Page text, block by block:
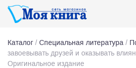
Каталог / Специальная литература /
завоевывать друзей и оказывать
Оригинальное издание